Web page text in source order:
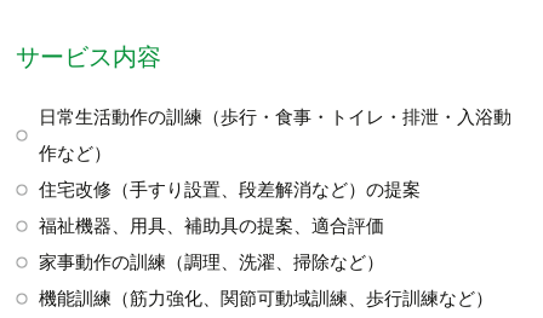
サービス内容
日常生活動作の訓練（歩行・食事・トイレ・排泄・入浴動
作など）
住宅改修（手すり設置、段差解消など）の提案
福祉機器、用具、補助具の提案、適合評価
家事動作の訓練（調理、洗濯、掃除など）
機能訓練（筋力強化、関節可動域訓練、歩行訓練など）